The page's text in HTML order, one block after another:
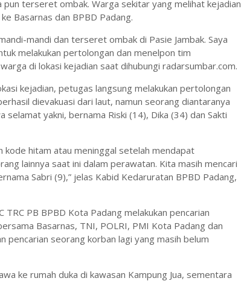
terseret ombak. Warga sekitar yang melihat kejadian
Basarnas dan BPBD Padang.
mandi dan terseret ombak di Pasie Jambak. Saya
melakukan pertolongan dan menelpon tim
di lokasi kejadian saat dihubungi radarsumbar.com.
kejadian, petugas langsung melakukan pertolongan
dievakuasi dari laut, namun seorang diantaranya
selamat yakni, bernama Riski (14), Dika (34) dan Sakti
kode hitam atau meninggal setelah mendapat
lainnya saat ini dalam perawatan. Kita masih mencari
Sabri (9),” jelas Kabid Kedaruratan BPBD Padang,
PB BPBD Kota Padang melakukan pencarian
Basarnas, TNI, POLRI, PMI Kota Padang dan
pencarian seorang korban lagi yang masih belum
ke rumah duka di kawasan Kampung Jua, sementara